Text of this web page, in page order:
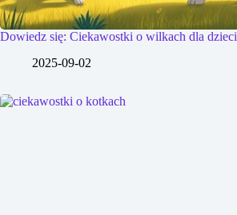
Dowiedz się: Ciekawostki o wilkach dla dzieci
2025-09-02